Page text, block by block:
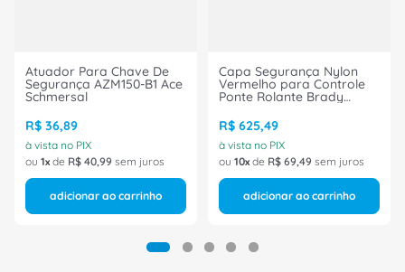
Atuador Para Chave De
Segurança AZM150-B1 Ace
Schmersal
R$ 36,89
à vista no PIX
ou 1 de R$ 40,99 sem juros
adicionar ao carrinho
Capa Segurança Nylon
Vermelho para Controle
Ponte Rolante Brady
R$ 625,49
à vista no PIX
ou 10 de R$ 69,49 sem juros
adicionar ao carrinho